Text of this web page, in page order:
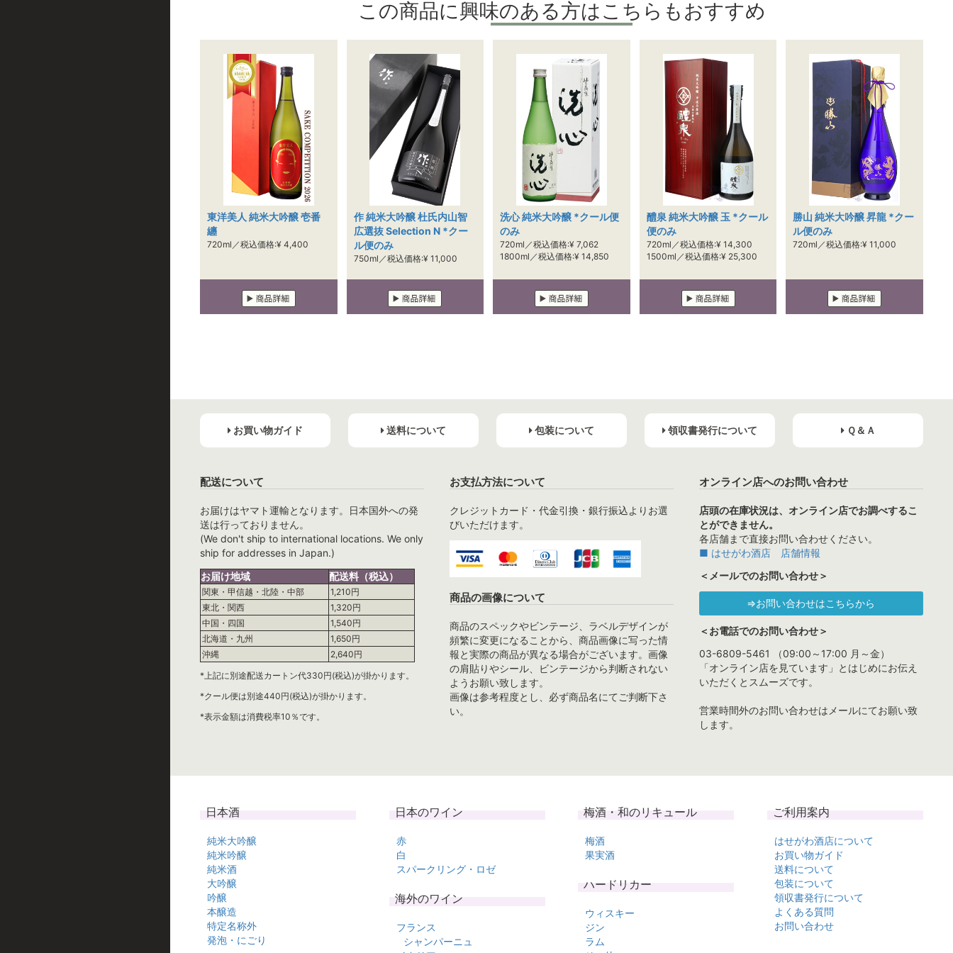
この商品に興味のある方はこちらもおすすめ
東洋美人 純米大吟醸 壱番
纏
720ml／税込価格:¥ 4,400
作 純米大吟醸 杜氏内山智
広選抜 Selection N *クー
ル便のみ
750ml／税込価格:¥ 11,000
洗心 純米大吟醸 *クール便
のみ
720ml／税込価格:¥ 7,062
1800ml／税込価格:¥ 14,850
醴泉 純米大吟醸 玉 *クール
便のみ
720ml／税込価格:¥ 14,300
1500ml／税込価格:¥ 25,300
勝山 純米大吟醸 昇龍 *クー
ル便のみ
720ml／税込価格:¥ 11,000
お買い物ガイド 送料について 包装について 領収書発行について Ｑ＆Ａ
配送について
お届けはヤマト運輸となります。日本国外への発
送は行っておりません。
(We don't ship to international locations. We only
ship for addresses in Japan.)
お届け地域
配送料（税込）
関東・甲信越・北陸・中部
1,210円
東北・関西
1,320円
中国・四国
1,540円
北海道・九州
1,650円
沖縄
2,640円
*上記に別途配送カートン代330円(税込)が掛かります。
*クール便は別途440円(税込)が掛かります。
*表示金額は消費税率10％です。
お支払方法について
クレジットカード・代金引換・銀行振込よりお選
びいただけます。
商品の画像について
商品のスペックやビンテージ、ラベルデザインが
頻繁に変更になることから、商品画像に写った情
報と実際の商品が異なる場合がございます。画像
の肩貼りやシール、ビンテージから判断されない
ようお願い致します。
画像は参考程度とし、必ず商品名にてご判断下さ
い。
オンライン店へのお問い合わせ
店頭の在庫状況は、オンライン店でお調べするこ
とができません。
各店舗まで直接お問い合わせください。
■ はせがわ酒店 店舗情報
＜メールでのお問い合わせ＞
⇒お問い合わせはこちらから
＜お電話でのお問い合わせ＞
03-6809-5461 （09:00～17:00 月～金）
「オンライン店を見ています」とはじめにお伝え
いただくとスムーズです。
営業時間外のお問い合わせはメールにてお願い致
します。
日本酒
純米大吟醸
純米吟醸
純米酒
大吟醸
吟醸
本醸造
特定名称外
発泡・にごり
日本のワイン
赤
白
スパークリング・ロゼ
海外のワイン
フランス
シャンパーニュ
梅酒・和のリキュール
梅酒
果実酒
ハードリカー
ウィスキー
ジン
ラム
ご利用案内
はせがわ酒店について
お買い物ガイド
送料について
包装について
領収書発行について
よくある質問
お問い合わせ